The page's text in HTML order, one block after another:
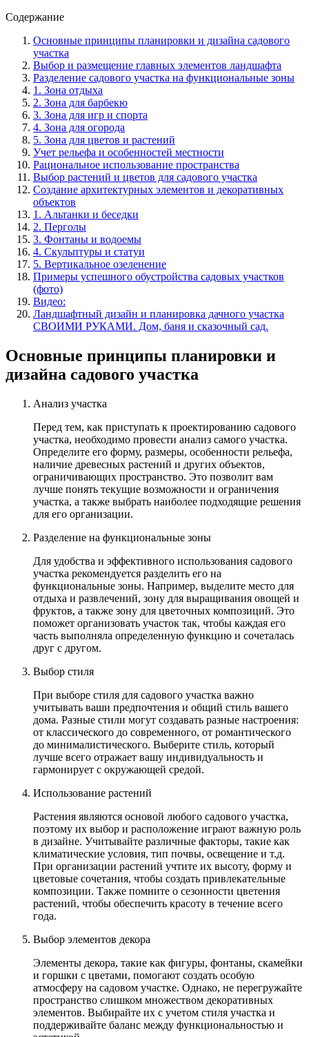
Содержание
Основные принципы планировки и дизайна садового
участка
Выбор и размещение главных элементов ландшафта
Разделение садового участка на функциональные зоны
1. Зона отдыха
2. Зона для барбекю
3. Зона для игр и спорта
4. Зона для огорода
5. Зона для цветов и растений
Учет рельефа и особенностей местности
Рациональное использование пространства
Выбор растений и цветов для садового участка
Создание архитектурных элементов и декоративных
объектов
1. Альтанки и беседки
2. Перголы
3. Фонтаны и водоемы
4. Скульптуры и статуи
5. Вертикальное озеленение
Примеры успешного обустройства садовых участков
(фото)
Видео:
Ландшафтный дизайн и планировка дачного участка
СВОИМИ РУКАМИ. Дом, баня и сказочный сад.
Основные принципы планировки и
дизайна садового участка
Анализ участка
Перед тем, как приступать к проектированию садового
участка, необходимо провести анализ самого участка.
Определите его форму, размеры, особенности рельефа,
наличие древесных растений и других объектов,
ограничивающих пространство. Это позволит вам
лучше понять текущие возможности и ограничения
участка, а также выбрать наиболее подходящие решения
для его организации.
Разделение на функциональные зоны
Для удобства и эффективного использования садового
участка рекомендуется разделить его на
функциональные зоны. Например, выделите место для
отдыха и развлечений, зону для выращивания овощей и
фруктов, а также зону для цветочных композиций. Это
поможет организовать участок так, чтобы каждая его
часть выполняла определенную функцию и сочеталась
друг с другом.
Выбор стиля
При выборе стиля для садового участка важно
учитывать ваши предпочтения и общий стиль вашего
дома. Разные стили могут создавать разные настроения:
от классического до современного, от романтического
до минималистического. Выберите стиль, который
лучше всего отражает вашу индивидуальность и
гармонирует с окружающей средой.
Использование растений
Растения являются основой любого садового участка,
поэтому их выбор и расположение играют важную роль
в дизайне. Учитывайте различные факторы, такие как
климатические условия, тип почвы, освещение и т.д.
При организации растений учтите их высоту, форму и
цветовые сочетания, чтобы создать привлекательные
композиции. Также помните о сезонности цветения
растений, чтобы обеспечить красоту в течение всего
года.
Выбор элементов декора
Элементы декора, такие как фигуры, фонтаны, скамейки
и горшки с цветами, помогают создать особую
атмосферу на садовом участке. Однако, не перегружайте
пространство слишком множеством декоративных
элементов. Выбирайте их с учетом стиля участка и
поддерживайте баланс между функциональностью и